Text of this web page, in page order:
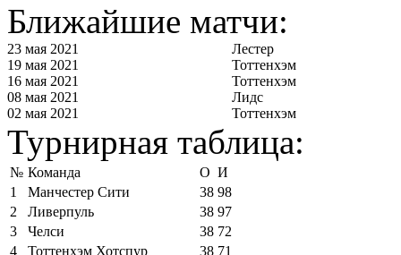
Ближайшие матчи:
23 мая 2021
Лестер
19 мая 2021
Тоттенхэм
16 мая 2021
Тоттенхэм
08 мая 2021
Лидс
02 мая 2021
Тоттенхэм
Турнирная таблица:
№ Команда О И
1
Манчестер Сити 38 98
2
Ливерпуль 38 97
3
Челси 38 72
4
Тоттенхэм Хотспур 38 71